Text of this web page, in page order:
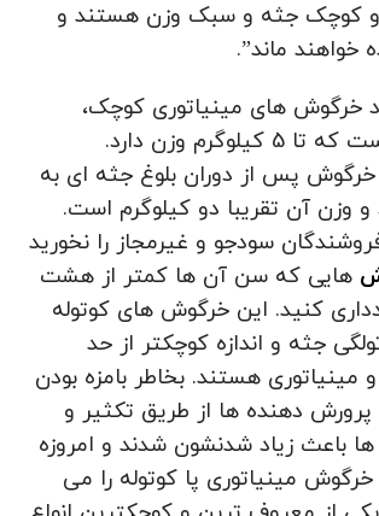
و کوچک جثه و سبک وزن هستند و
خواهند ماند”.
خرگوش های مینیاتوری کوچک،
خرگوش باغی است که تا 5 کیلوگرم وزن دارد.
خرگوش پس از دوران بلوغ جثه ای به
و وزن آن تقریبا دو کیلوگرم است.
سودجو و غیرمجاز را نخورید
هایی که سن آن ها کمتر از هشت
کنید. این خرگوش های کوتوله
جثه و اندازه کوچکتر از حد
هستند. بخاطر بامزه بودن
دهنده ها از طریق تکثیر و
باعث زیاد شدنشون شدند و امروزه
مینیاتوری پا کوتوله را می